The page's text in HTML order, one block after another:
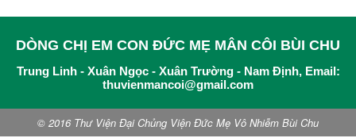
DÒNG CHỊ EM CON ĐỨC MẸ MÂN CÔI BÙI CHU
Trung Linh - Xuân Ngọc - Xuân Trường - Nam Định, Email:
thuvienmancoi@gmail.com
© 2016 Thư Viện Đại Chủng Viện Đức Mẹ Vô Nhiễm Bùi Chu